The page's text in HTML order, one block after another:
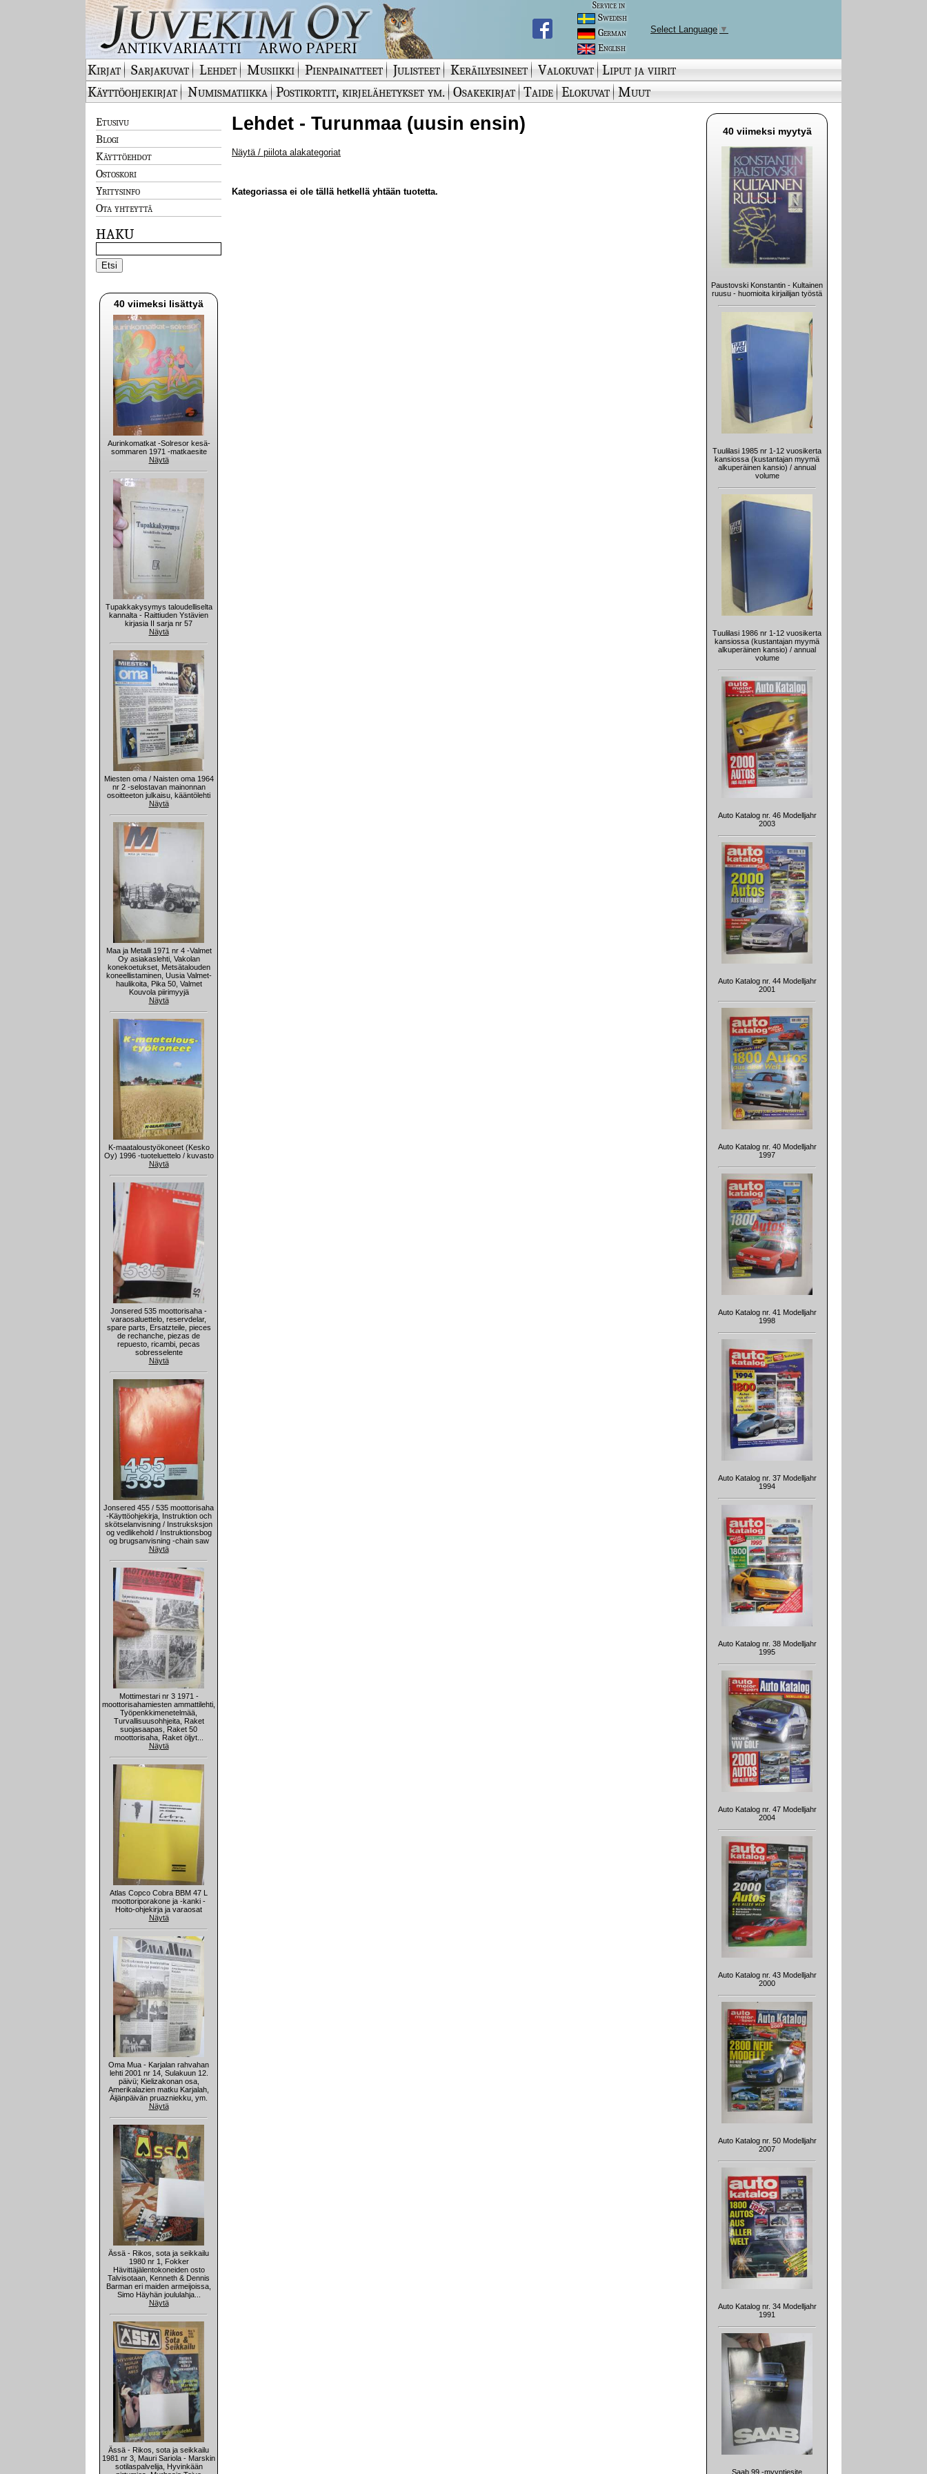
Service in
Swedish
German
English
Select Language ▼
Kirjat Sarjakuvat Lehdet Musiikki Pienpainatteet Julisteet Keräilyesineet Valokuvat Liput ja viirit
Käyttöohjekirjat
Numismatiikka Postikortit, kirjelähetykset ym. Osakekirjat Taide Elokuvat Muut
Etusivu
Blogi
Käyttöehdot
Ostoskori
Yritysinfo
Ota yhteyttä
HAKU
40 viimeksi lisättyä
Aurinkomatkat -Solresor kesä-
sommaren 1971 -matkaesite
Näytä
Tupakkakysymys taloudelliselta
kannalta - Raittiuden Ystävien
kirjasia II sarja nr 57
Näytä
Miesten oma / Naisten oma 1964
nr 2 -selostavan mainonnan
osoitteeton julkaisu, kääntölehti
Näytä
Maa ja Metalli 1971 nr 4 -Valmet
Oy asiakaslehti, Vakolan
konekoetukset, Metsätalouden
koneellistaminen, Uusia Valmet-
haulikoita, Pika 50, Valmet
Kouvola piirimyyjä
Näytä
K-maataloustyökoneet (Kesko
Oy) 1996 -tuoteluettelo / kuvasto
Näytä
Jonsered 535 moottorisaha -
varaosaluettelo, reservdelar,
spare parts, Ersatzteile, pieces
de rechanche, piezas de
repuesto, ricambi, pecas
sobresselente
Näytä
Jonsered 455 / 535 moottorisaha
-Käyttöohjekirja, Instruktion och
skötselanvisning / Instruksksjon
og vedlikehold / Instruktionsbog
og brugsanvisning -chain saw
Näytä
Mottimestari nr 3 1971 -
moottorisahamiesten ammattilehti,
Työpenkkimenetelmää,
Turvallisuusohhjeita, Raket
suojasaapas, Raket 50
moottorisaha, Raket öljyt...
Näytä
Atlas Copco Cobra BBM 47 L
moottoriporakone ja -kanki -
Hoito-ohjekirja ja varaosat
Näytä
Oma Mua - Karjalan rahvahan
lehti 2001 nr 14, Sulakuun 12.
päivü; Kielizakonan osa,
Amerikalazien matku Karjalah,
Äijänpäivän pruazniekku, ym.
Näytä
Ässä - Rikos, sota ja seikkailu
1980 nr 1, Fokker
Hävittäjälentokoneiden osto
Talvisotaan, Kenneth & Dennis
Barman eri maiden armeijoissa,
Simo Häyhän joululahja...
Näytä
Ässä - Rikos, sota ja seikkailu
1981 nr 3, Mauri Sariola - Marskin
sotilaspalvelija, Hyvinkään
Lehdet - Turunmaa (uusin ensin)
Näytä / piilota alakategoriat
Kategoriassa ei ole tällä hetkellä yhtään tuotetta.
40 viimeksi myytyä
Paustovski Konstantin - Kultainen
ruusu - huomioita kirjailijan työstä
Tuulilasi 1985 nr 1-12 vuosikerta
kansiossa (kustantajan myymä
alkuperäinen kansio) / annual
volume
Tuulilasi 1986 nr 1-12 vuosikerta
kansiossa (kustantajan myymä
alkuperäinen kansio) / annual
volume
Auto Katalog nr. 46 Modelljahr
2003
Auto Katalog nr. 44 Modelljahr
2001
Auto Katalog nr. 40 Modelljahr
1997
Auto Katalog nr. 41 Modelljahr
1998
Auto Katalog nr. 37 Modelljahr
1994
Auto Katalog nr. 38 Modelljahr
1995
Auto Katalog nr. 47 Modelljahr
2004
Auto Katalog nr. 43 Modelljahr
2000
Auto Katalog nr. 50 Modelljahr
2007
Auto Katalog nr. 34 Modelljahr
1991
Saab 99 -myyntiesite